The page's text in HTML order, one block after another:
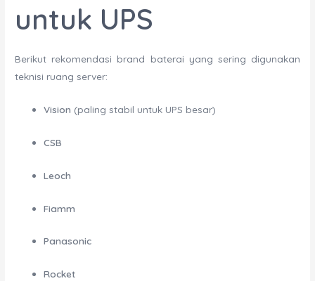
untuk UPS
Berikut rekomendasi brand baterai yang sering digunakan
teknisi ruang server:
Vision (paling stabil untuk UPS besar)
CSB
Leoch
Fiamm
Panasonic
Rocket